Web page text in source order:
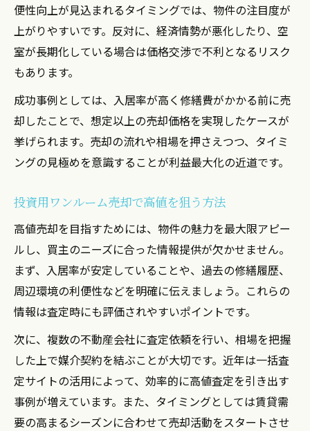
便性向上が見込まれるタイミングでは、物件の注目度が
上がりやすいです。反対に、経済情勢が悪化したり、空
室が長期化している場合は価格交渉で不利となるリスク
もあります。
成功事例としては、入居率が高く修繕費がかかる前に売
却したことで、想定以上の売却価格を実現したケースが
挙げられます。売却の流れや相場を押さえつつ、タイミ
ングの見極めを意識することが利益最大化の近道です。
投資用ワンルーム売却で高値を狙う方法
高値売却を目指すためには、物件の魅力を最大限アピー
ルし、買主のニーズに合った情報提供が欠かせません。
まず、入居率が安定していることや、過去の修繕履歴、
周辺環境の利便性などを明確に伝えましょう。これらの
情報は査定時にも評価されやすいポイントです。
次に、複数の不動産会社に査定依頼を行い、相場を把握
した上で媒介契約を結ぶことが大切です。近年は一括査
定サイトの活用によって、効率的に高値査定を引き出す
事例が増えています。また、タイミングとしては賃貸需
要の高まるシーズンに合わせて売却活動をスタートさせ